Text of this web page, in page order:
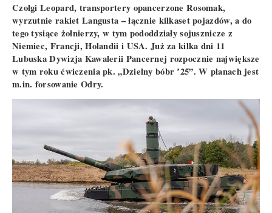
Czołgi Leopard, transportery opancerzone Rosomak,
wyrzutnie rakiet Langusta – łącznie kilkaset pojazdów, a do
tego tysiące żołnierzy, w tym pododdziały sojusznicze z
Niemiec, Francji, Holandii i USA. Już za kilka dni 11
Lubuska Dywizja Kawalerii Pancernej rozpocznie największe
w tym roku ćwiczenia pk. „Dzielny bóbr ʼ25”. W planach jest
m.in. forsowanie Odry.